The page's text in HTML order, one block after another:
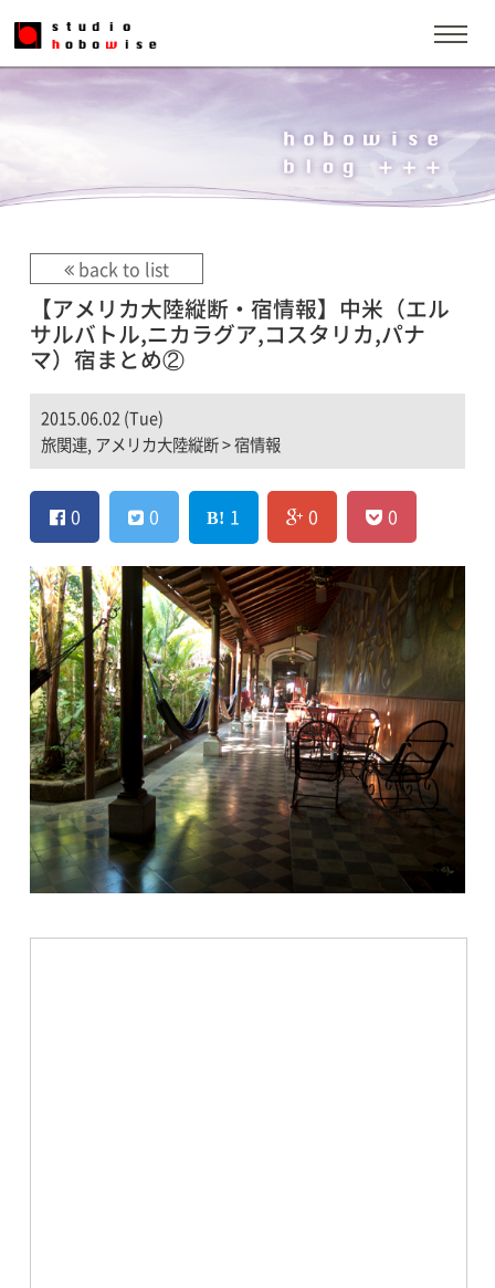
back to list
【アメリカ大陸縦断・宿情報】中米（エル
サルバトル,ニカラグア,コスタリカ,パナ
マ）宿まとめ②
2015.06.02 (Tue)
旅関連, アメリカ大陸縦断>宿情報
0 0 1 0 0